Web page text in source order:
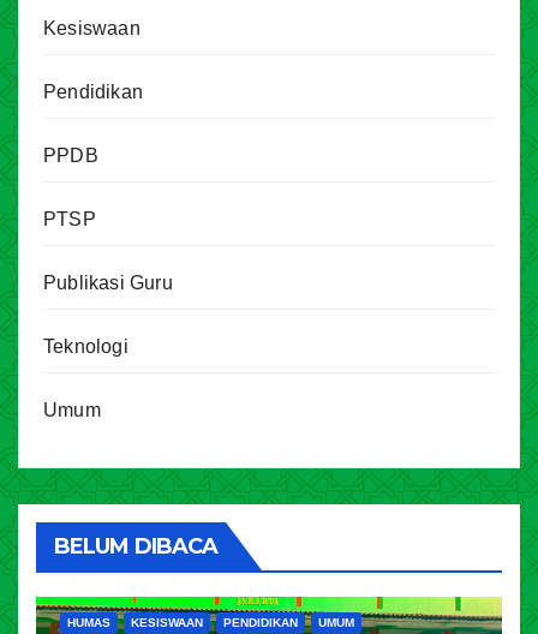
Kesiswaan
Pendidikan
PPDB
PTSP
Publikasi Guru
Teknologi
Umum
BELUM DIBACA
HUMAS KESISWAAN PENDIDIKAN UMUM